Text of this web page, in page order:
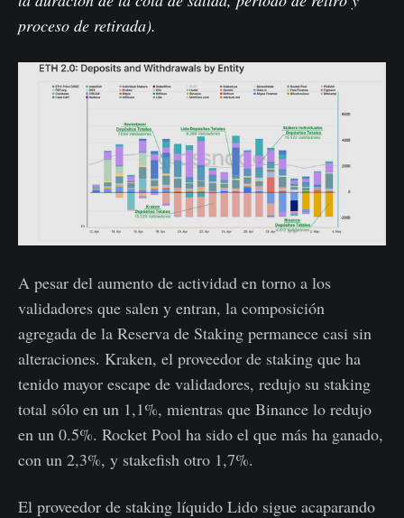
proceso de retirada).
A pesar del aumento de actividad en torno a los
validadores que salen y entran, la composición
agregada de la Reserva de Staking permanece casi sin
alteraciones. Kraken, el proveedor de staking que ha
tenido mayor escape de validadores, redujo su staking
total sólo en un 1,1%, mientras que Binance lo redujo
en un 0.5%. Rocket Pool ha sido el que más ha ganado,
con un 2,3%, y stakefish otro 1,7%.
El proveedor de staking líquido Lido sigue acaparando